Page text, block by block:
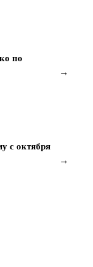
по
→
с октября
→